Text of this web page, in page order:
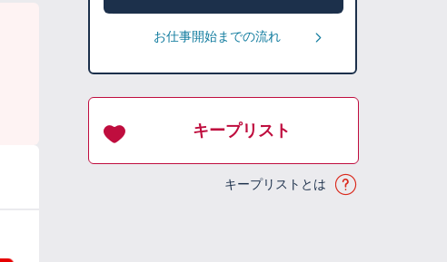
お仕事開始までの流れ
キープリスト
キープリストとは